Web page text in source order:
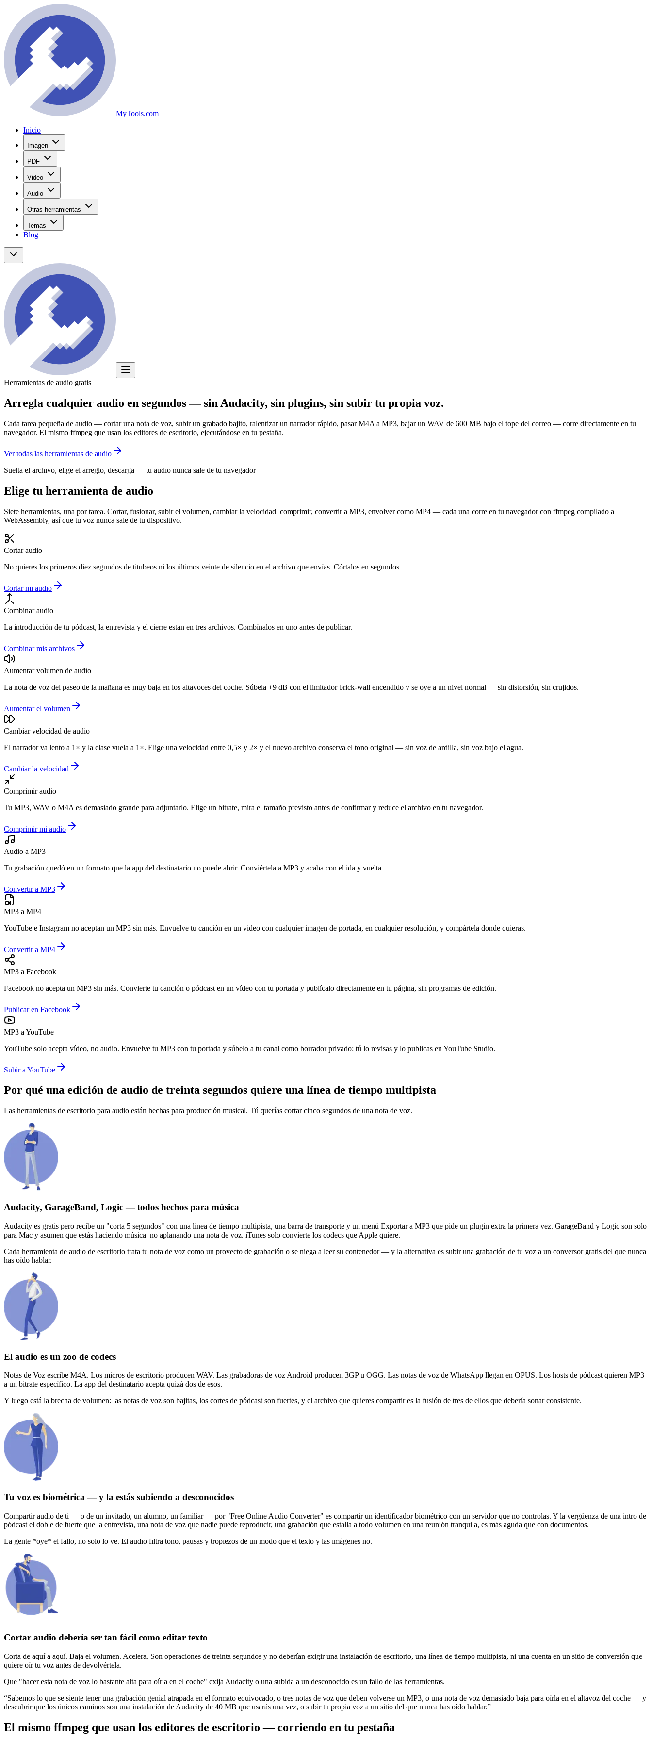
MyTools.com
Inicio
Imagen
PDF
Video
Audio
Otras herramientas
Temas
Blog
Herramientas de audio gratis
Arregla cualquier audio en segundos — sin Audacity, sin plugins, sin subir tu propia voz.
Cada tarea pequeña de audio — cortar una nota de voz, subir un grabado bajito, ralentizar un narrador rápido, pasar M4A a MP3, bajar un WAV de 600 MB bajo el tope del correo — corre directamente en tu
navegador. El mismo ffmpeg que usan los editores de escritorio, ejecutándose en tu pestaña.
Ver todas las herramientas de audio
Suelta el archivo, elige el arreglo, descarga — tu audio nunca sale de tu navegador
Elige tu herramienta de audio
Siete herramientas, una por tarea. Cortar, fusionar, subir el volumen, cambiar la velocidad, comprimir, convertir a MP3, envolver como MP4 — cada una corre en tu navegador con ffmpeg compilado a
WebAssembly, así que tu voz nunca sale de tu dispositivo.
Cortar audio
No quieres los primeros diez segundos de titubeos ni los últimos veinte de silencio en el archivo que envías. Córtalos en segundos.
Cortar mi audio
Combinar audio
La introducción de tu pódcast, la entrevista y el cierre están en tres archivos. Combínalos en uno antes de publicar.
Combinar mis archivos
Aumentar volumen de audio
La nota de voz del paseo de la mañana es muy baja en los altavoces del coche. Súbela +9 dB con el limitador brick-wall encendido y se oye a un nivel normal — sin distorsión, sin crujidos.
Aumentar el volumen
Cambiar velocidad de audio
El narrador va lento a 1× y la clase vuela a 1×. Elige una velocidad entre 0,5× y 2× y el nuevo archivo conserva el tono original — sin voz de ardilla, sin voz bajo el agua.
Cambiar la velocidad
Comprimir audio
Tu MP3, WAV o M4A es demasiado grande para adjuntarlo. Elige un bitrate, mira el tamaño previsto antes de confirmar y reduce el archivo en tu navegador.
Comprimir mi audio
Audio a MP3
Tu grabación quedó en un formato que la app del destinatario no puede abrir. Conviértela a MP3 y acaba con el ida y vuelta.
Convertir a MP3
MP3 a MP4
YouTube e Instagram no aceptan un MP3 sin más. Envuelve tu canción en un video con cualquier imagen de portada, en cualquier resolución, y compártela donde quieras.
Convertir a MP4
MP3 a Facebook
Facebook no acepta un MP3 sin más. Convierte tu canción o pódcast en un vídeo con tu portada y publícalo directamente en tu página, sin programas de edición.
Publicar en Facebook
MP3 a YouTube
YouTube solo acepta vídeo, no audio. Envuelve tu MP3 con tu portada y súbelo a tu canal como borrador privado: tú lo revisas y lo publicas en YouTube Studio.
Subir a YouTube
Por qué una edición de audio de treinta segundos quiere una línea de tiempo multipista
Las herramientas de escritorio para audio están hechas para producción musical. Tú querías cortar cinco segundos de una nota de voz.
Audacity, GarageBand, Logic — todos hechos para música
Audacity es gratis pero recibe un "corta 5 segundos" con una línea de tiempo multipista, una barra de transporte y un menú Exportar a MP3 que pide un plugin extra la primera vez. GarageBand y Logic son solo
para Mac y asumen que estás haciendo música, no aplanando una nota de voz. iTunes solo convierte los codecs que Apple quiere.
Cada herramienta de audio de escritorio trata tu nota de voz como un proyecto de grabación o se niega a leer su contenedor — y la alternativa es subir una grabación de tu voz a un conversor gratis del que nunca
has oído hablar.
El audio es un zoo de codecs
Notas de Voz escribe M4A. Los micros de escritorio producen WAV. Las grabadoras de voz Android producen 3GP u OGG. Las notas de voz de WhatsApp llegan en OPUS. Los hosts de pódcast quieren MP3
a un bitrate específico. La app del destinatario acepta quizá dos de esos.
Y luego está la brecha de volumen: las notas de voz son bajitas, los cortes de pódcast son fuertes, y el archivo que quieres compartir es la fusión de tres de ellos que debería sonar consistente.
Tu voz es biométrica — y la estás subiendo a desconocidos
Compartir audio de ti — o de un invitado, un alumno, un familiar — por "Free Online Audio Converter" es compartir un identificador biométrico con un servidor que no controlas. Y la vergüenza de una intro de
pódcast el doble de fuerte que la entrevista, una nota de voz que nadie puede reproducir, una grabación que estalla a todo volumen en una reunión tranquila, es más aguda que con documentos.
La gente *oye* el fallo, no solo lo ve. El audio filtra tono, pausas y tropiezos de un modo que el texto y las imágenes no.
Cortar audio debería ser tan fácil como editar texto
Corta de aquí a aquí. Baja el volumen. Acelera. Son operaciones de treinta segundos y no deberían exigir una instalación de escritorio, una línea de tiempo multipista, ni una cuenta en un sitio de conversión que
quiere oír tu voz antes de devolvértela.
Que "hacer esta nota de voz lo bastante alta para oírla en el coche" exija Audacity o una subida a un desconocido es un fallo de las herramientas.
“Sabemos lo que se siente tener una grabación genial atrapada en el formato equivocado, o tres notas de voz que deben volverse un MP3, o una nota de voz demasiado baja para oírla en el altavoz del coche — y
descubrir que los únicos caminos son una instalación de Audacity de 40 MB que usarás una vez, o subir tu propia voz a un sitio del que nunca has oído hablar.”
El mismo ffmpeg que usan los editores de escritorio — corriendo en tu pestaña